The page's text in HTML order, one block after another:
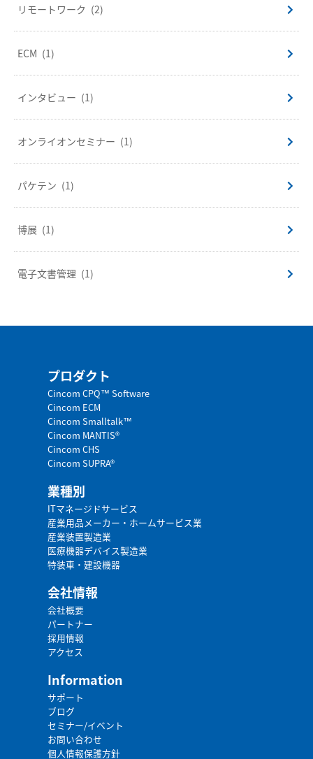
リモートワーク (2)
ECM (1)
インタビュー (1)
オンライオンセミナー (1)
パケテン (1)
博展 (1)
電子文書管理 (1)
プロダクト
Cincom CPQ™ Software
Cincom ECM
Cincom Smalltalk™
Cincom MANTIS®
Cincom CHS
Cincom SUPRA®
業種別
ITマネージドサービス
産業用品メーカー・ホームサービス業
産業装置製造業
医療機器デバイス製造業
特装車・建設機器
会社情報
会社概要
パートナー
採用情報
アクセス
Information
サポート
ブログ
セミナー/イベント
お問い合わせ
個人情報保護方針